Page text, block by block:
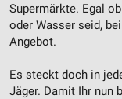
Supermärkte. Egal
oder Wasser seid,
Angebot.
Es steckt doch in
Jäger. Damit Ihr nun